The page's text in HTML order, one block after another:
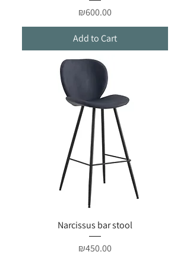
Price
₪600.00
Add to Cart
Narcissus bar stool
Price
₪450.00